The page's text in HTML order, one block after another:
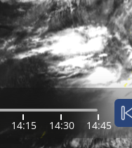
14:15 14:30 14:45